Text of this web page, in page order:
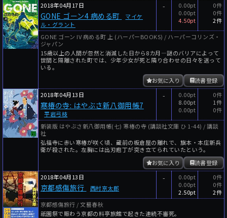
2018年04月17日
GONE ゴーン4 病める町
マイケ
ル・グラント
-
0.00pt
0.00pt
4.50pt
0件
0件
2件
GONE ゴーン IV 病める町 上 (ハーパーBOOKS) / ハーパーコリンズ・
ジャパン
15歳以上の人間が忽然と消滅した日から8カ月―謎のバリアによって
世間と隔離された町では、少年少女が死と隣り合わせの日々を送って
いる。
読書登録
お気に入り
2018年04月13日
寒椿の寺: はやぶさ新八御用帳7
平岩弓枝
-
0.00pt
8.00pt
0.00pt
0件
1件
0件
新装版 はやぶさ新八御用帳(七) 寒椿の寺 (講談社文庫 ひ 1-44) / 講談
社
弘福寺に赤い寒椿が咲く頃、蔵前の板倉屋の離れで、旗本・本庄新兵
衛が殺された。左胸には出刃庖丁が突き立てられていたという。
読書登録
お気に入り
2018年04月13日
京都感傷旅行 西村京太郎
-
0.00pt
0.00pt
2.50pt
0件
0件
2件
京都感傷旅行 / 文藝春秋
祇園祭で賑わう京都の料亭旅館で起きた連続不審死。